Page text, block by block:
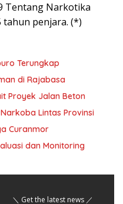
Tentang Narkotika
tahun penjara. (*)
Terungkap
di Rajabasa
Proyek Jalan Beton
Lintas Provinsi
Curanmor
dan Monitoring
＼ Get the latest news ／